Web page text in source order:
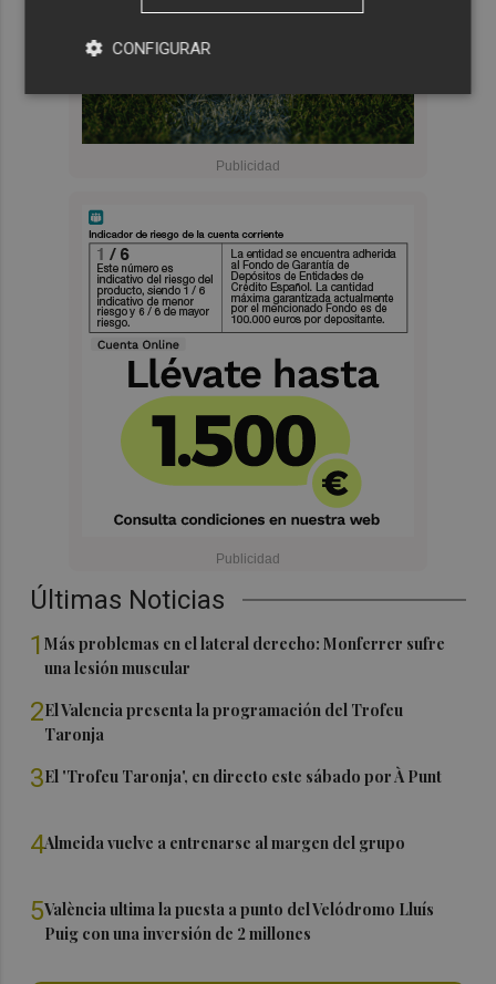
Últimas Noticias
1Más problemas en el lateral derecho: Monferrer sufre
una lesión muscular
2El Valencia presenta la programación del Trofeu
Taronja
3El 'Trofeu Taronja', en directo este sábado por À Punt
4Almeida vuelve a entrenarse al margen del grupo
5València ultima la puesta a punto del Velódromo Lluís
Puig con una inversión de 2 millones
CONFIGURAR